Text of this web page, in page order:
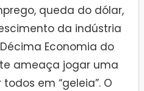
queda do dólar,
da indústria
Economia do
ameaça jogar uma
em “geleia”. O